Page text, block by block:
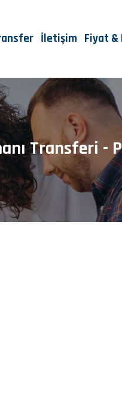
İletişim Fiyat &
Transferi -